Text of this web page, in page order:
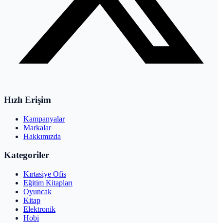
Hızlı Erişim
Kampanyalar
Markalar
Hakkımızda
Kategoriler
Kırtasiye Ofis
Eğitim Kitapları
Oyuncak
Kitap
Elektronik
Hobi